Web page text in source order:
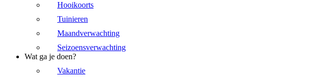
Hooikoorts
Tuinieren
Maandverwachting
Seizoensverwachting
Wat ga je doen?
Vakantie